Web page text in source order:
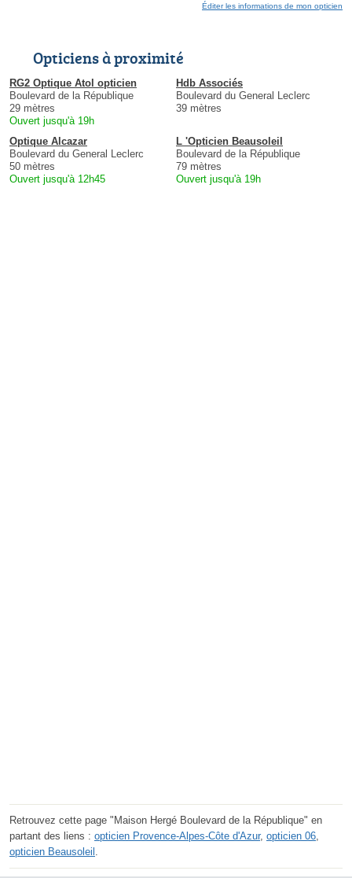
Éditer les informations de mon opticien
Opticiens à proximité
RG2 Optique Atol opticien
Boulevard de la République
29 mètres
Ouvert jusqu'à 19h
Hdb Associés
Boulevard du General Leclerc
39 mètres
Optique Alcazar
Boulevard du General Leclerc
50 mètres
Ouvert jusqu'à 12h45
L 'Opticien Beausoleil
Boulevard de la République
79 mètres
Ouvert jusqu'à 19h
Retrouvez cette page "Maison Hergé Boulevard de la République" en
partant des liens : opticien Provence-Alpes-Côte d'Azur, opticien 06
opticien Beausoleil